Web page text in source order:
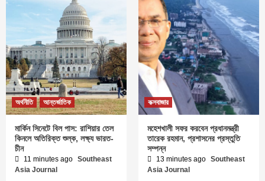
অর্থনীতি আন্তর্জাতিক
মার্কিন সিনেটে বিল পাস: রাশিয়ার তেল
কিনলে অতিরিক্ত শুল্ক, লক্ষ্য ভারত-
চীন
11 minutes ago Southeast
Asia Journal
কক্সবাজার
মহেশখালী সফর করবেন প্রধানমন্ত্রী
তারেক রহমান, প্রশাসনের প্রস্তুতি
সম্পন্ন
13 minutes ago Southeast
Asia Journal